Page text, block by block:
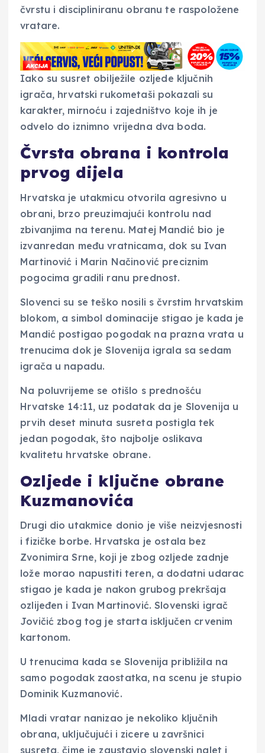
čvrstu i discipliniranu obranu te raspoložene
vratare.
Iako su susret obilježile ozljede ključnih
igrača, hrvatski rukometaši pokazali su
karakter, mirnoću i zajedništvo koje ih je
odvelo do iznimno vrijedna dva boda.
Čvrsta obrana i kontrola
prvog dijela
Hrvatska je utakmicu otvorila agresivno u
obrani, brzo preuzimajući kontrolu nad
zbivanjima na terenu. Matej Mandić bio je
izvanredan među vratnicama, dok su Ivan
Martinović i Marin Načinović preciznim
pogocima gradili ranu prednost.
Slovenci su se teško nosili s čvrstim hrvatskim
blokom, a simbol dominacije stigao je kada je
Mandić postigao pogodak na prazna vrata u
trenucima dok je Slovenija igrala sa sedam
igrača u napadu.
Na poluvrijeme se otišlo s prednošću
Hrvatske 14:11, uz podatak da je Slovenija u
prvih deset minuta susreta postigla tek
jedan pogodak, što najbolje oslikava
kvalitetu hrvatske obrane.
Ozljede i ključne obrane
Kuzmanovića
Drugi dio utakmice donio je više neizvjesnosti
i fizičke borbe. Hrvatska je ostala bez
Zvonimira Srne, koji je zbog ozljede zadnje
lože morao napustiti teren, a dodatni udarac
stigao je kada je nakon grubog prekršaja
ozlijeđen i Ivan Martinović. Slovenski igrač
Jovičić zbog tog je starta isključen crvenim
kartonom.
U trenucima kada se Slovenija približila na
samo pogodak zaostatka, na scenu je stupio
Dominik Kuzmanović.
Mladi vratar nanizao je nekoliko ključnih
obrana, uključujući i zicere u završnici
susreta, čime je zaustavio slovenski nalet i